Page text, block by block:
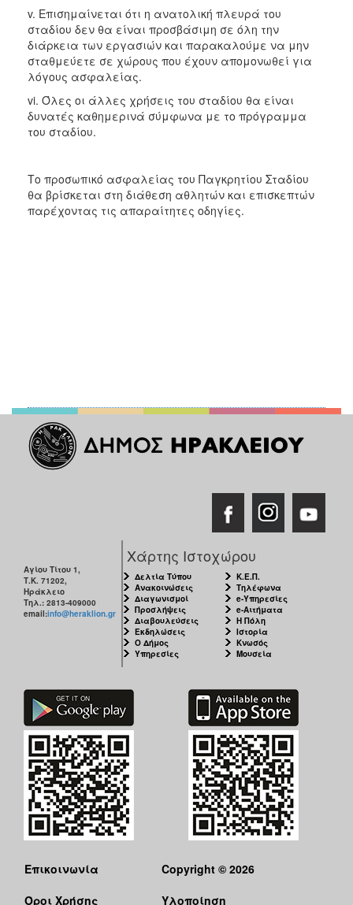
v. Επισημαίνεται ότι η ανατολική πλευρά του
σταδίου δεν θα είναι προσβάσιμη σε όλη την
διάρκεια των εργασιών και παρακαλούμε να μην
σταθμεύετε σε χώρους που έχουν απομονωθεί για
λόγους ασφαλείας.
vi. Όλες οι άλλες χρήσεις του σταδίου θα είναι
δυνατές καθημερινά σύμφωνα με το πρόγραμμα
του σταδίου.
Το προσωπικό ασφαλείας του Παγκρητίου Σταδίου
θα βρίσκεται στη διάθεση αθλητών και επισκεπτών
παρέχοντας τις απαραίτητες οδηγίες.
Αγίου Τίτου 1,
Τ.Κ. 71202,
Ηράκλειο
Τηλ.: 2813-409000
email:info@heraklion.gr
Χάρτης Ιστοχώρου
Δελτία Τύπου
Ανακοινώσεις
Διαγωνισμοί
Προσλήψεις
Διαβουλεύσεις
Εκδηλώσεις
Ο Δήμος
Υπηρεσίες
Κ.Ε.Π.
Τηλέφωνα
e-Υπηρεσίες
e-Αιτήματα
Η Πόλη
Ιστορία
Κνωσός
Μουσεία
Επικοινωνία
Όροι Χρήσης
Copyright © 2026
Υλοποίηση